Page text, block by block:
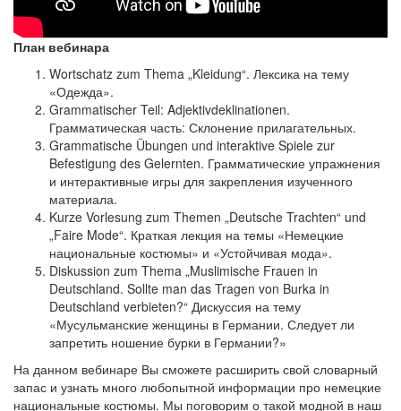
План вебинара
Wortschatz zum Thema „Kleidung“. Лексика на тему
«Одежда».
Grammatischer Teil: Adjektivdeklinationen.
Грамматическая часть: Склонение прилагательных.
Grammatische Übungen und interaktive Spiele zur
Befestigung des Gelernten. Грамматические упражнения
и интерактивные игры для закрепления изученного
материала.
Kurze Vorlesung zum Themen „Deutsche Trachten“ und
„Faire Mode“. Краткая лекция на темы «Немецкие
национальные костюмы» и «Устойчивая мода».
Diskussion zum Thema „Muslimische Frauen in
Deutschland. Sollte man das Tragen von Burka in
Deutschland verbieten?“ Дискуссия на тему
«Мусульманские женщины в Германии. Следует ли
запретить ношение бурки в Германии?»
На данном вебинаре Вы сможете расширить свой словарный
запас и узнать много любопытной информации про немецкие
национальные костюмы. Мы поговорим о такой модной в наш